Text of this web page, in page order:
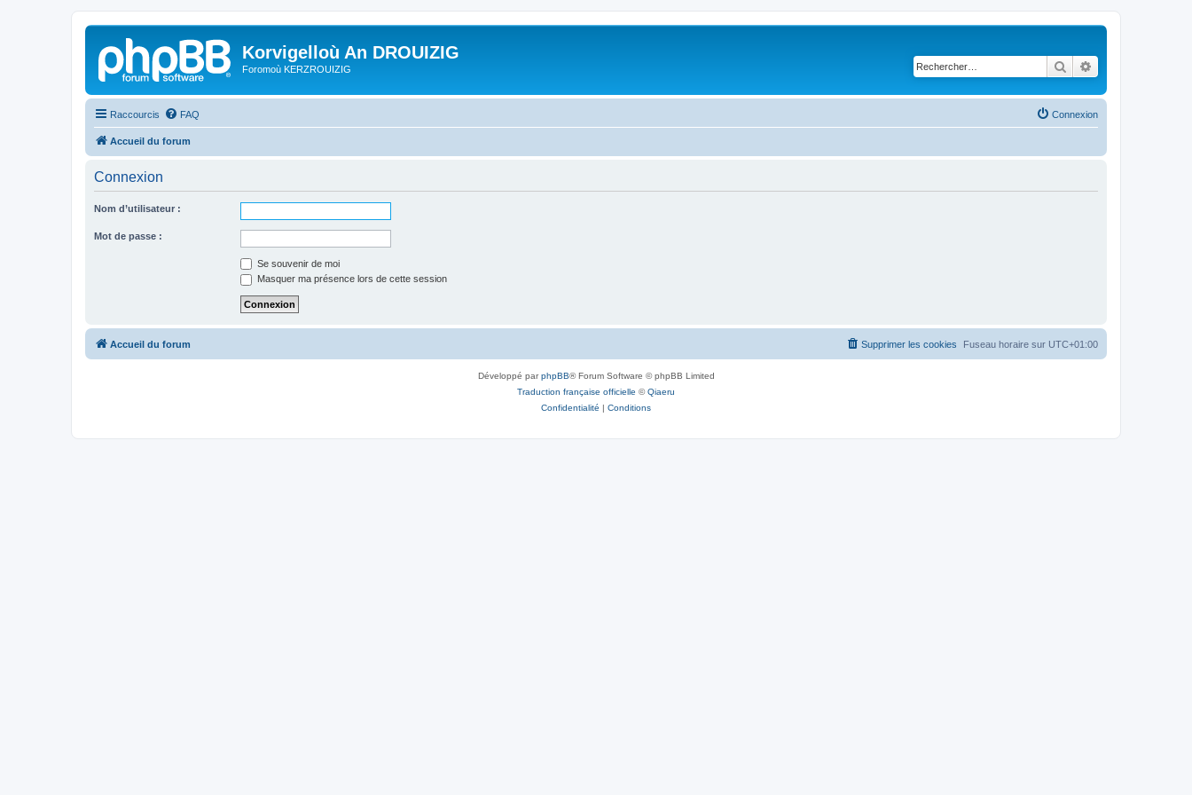
Korvigelloù An DROUIZIG
Foromoù KERZROUIZIG Rechercher
Raccourcis FAQ Connexion
Accueil du forum
Connexion
Nom d’utilisateur :
Mot de passe :
Se souvenir de moi
Masquer ma présence lors de cette session
Accueil du forum Fuseau horaire sur UTC+01:00
Supprimer les cookies
Développé parphpBB® Forum Software © phpBB Limited
Traduction française officielle ©Qiaeru
Confidentialité | Conditions